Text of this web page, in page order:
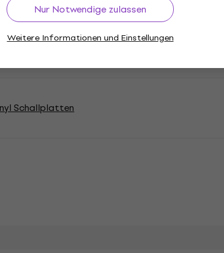
Nur Notwendige zulassen
Weitere Informationen und Einstellungen
Schallplatten